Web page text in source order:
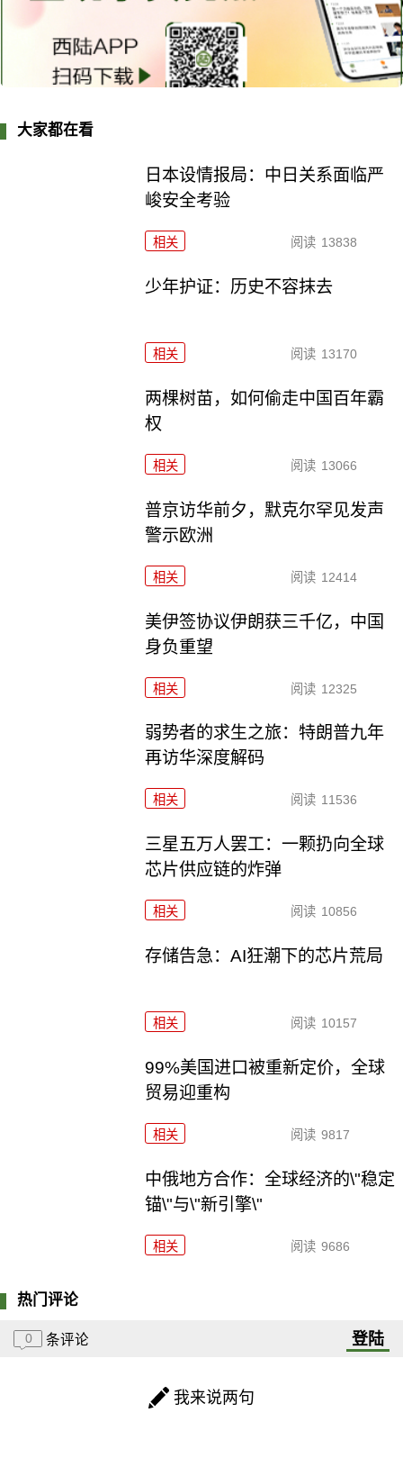
大家都在看
日本设情报局：中日关系面临严
峻安全考验
相关 阅读 13838
少年护证：历史不容抹去
相关 阅读 13170
两棵树苗，如何偷走中国百年霸
权
相关 阅读 13066
普京访华前夕，默克尔罕见发声
警示欧洲
相关 阅读 12414
美伊签协议伊朗获三千亿，中国
身负重望
相关 阅读 12325
弱势者的求生之旅：特朗普九年
再访华深度解码
相关 阅读 11536
三星五万人罢工：一颗扔向全球
芯片供应链的炸弹
相关 阅读 10856
存储告急：AI狂潮下的芯片荒局
相关 阅读 10157
99%美国进口被重新定价，全球
贸易迎重构
相关 阅读 9817
中俄地方合作：全球经济的\"稳定
锚\"与\"新引擎\"
相关 阅读 9686
热门评论
0 条评论 登陆
我来说两句